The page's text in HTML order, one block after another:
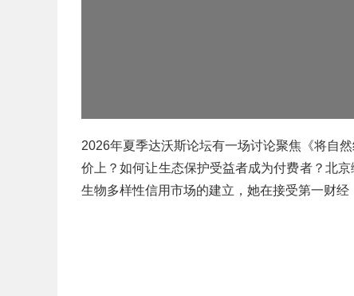
2026年夏季达沃斯论坛有一场讨论聚焦《将自
价上？如何让生态保护受益者成为付费者？北
生物多样性信用市场的建立，她在接受第一财经